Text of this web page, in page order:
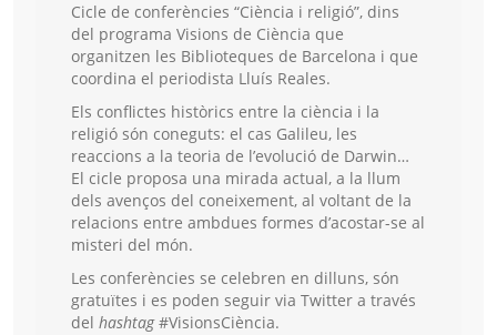
Cicle de conferències “Ciència i religió”, dins
del programa Visions de Ciència que
organitzen les Biblioteques de Barcelona i que
coordina el periodista Lluís Reales.
Els conflictes històrics entre la ciència i la
religió són coneguts: el cas Galileu, les
reaccions a la teoria de l’evolució de Darwin…
El cicle proposa una mirada actual, a la llum
dels avenços del coneixement, al voltant de la
relacions entre ambdues formes d’acostar-se al
misteri del món.
Les conferències se celebren en dilluns, són
gratuïtes i es poden seguir via Twitter a través
del hashtag#VisionsCiència.